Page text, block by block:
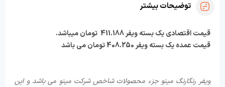
توضیحات بیشتر
قیمت اقتصادی یک بسته ویفر 411.188 تومان میباشد.
قیمت عمده یک بسته ویفر 408.250 تومان می باشد
ویفر رنگارنگ مینو جزء محصولات شاخص شرکت مینو می باشد و این